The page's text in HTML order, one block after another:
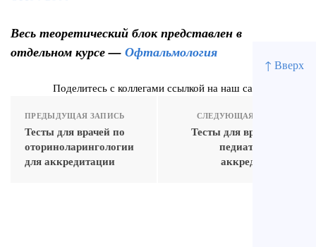
↑ Вверх
Весь теоретический блок представлен в
отдельном курсе — Офтальмология
Поделитесь с коллегами ссылкой на наш сайт
ПРЕДЫДУЩАЯ ЗАПИСЬ
Тесты для врачей по
оториноларингологии
для аккредитации
СЛЕДУЮЩАЯ ЗАПИСЬ
Тесты для врачей по
педиатрии для
аккредитации